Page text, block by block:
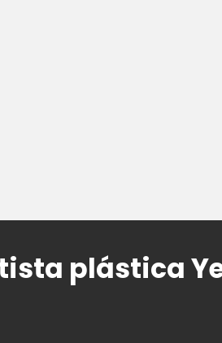
plástica